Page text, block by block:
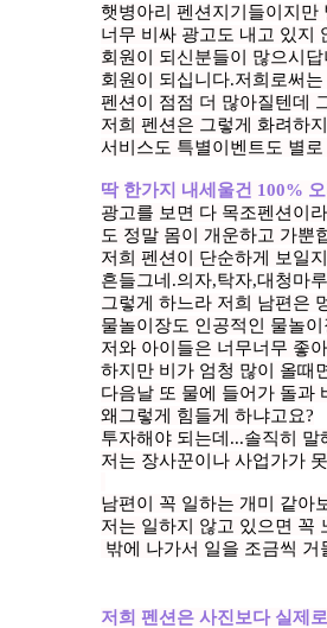
햇병아리 펜션지기들이지
너무 비싸 광고도 내고 있지
회원이 되신분들이 많으시
회원이 되십니다.저희로써
펜션이 점점 더 많아질텐데
저희 펜션은 그렇게 화려하
서비스도 특별이벤트도 별
딱 한가지 내세울건 100%
광고를 보면 다 목조펜션이
도 정말 몸이 개운하고 가뿐
저희 펜션이 단순하게 보일
흔들그네.의자,탁자,대청마
그렇게 하느라 저희 남편은
물놀이장도 인공적인 물놀
저와 아이들은 너무너무 좋
하지만 비가 엄청 많이 올때
다음날 또 물에 들어가 돌과
왜그렇게 힘들게 하냐고요?
투자해야 되는데...솔직히
저는 장사꾼이나 사업가가
남편이 꼭 일하는 개미 같아
저는 일하지 않고 있으면 꼭
밖에 나가서 일을 조금씩 거
저희 펜션은 사진보다 실제